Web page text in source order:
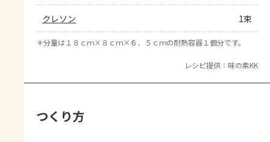
クレソン 1束
＊分量は１８ｃｍ×８ｃｍ×６．５ｃｍの耐熱容器１個分です。
レシピ提供：味の素KK
つくり方